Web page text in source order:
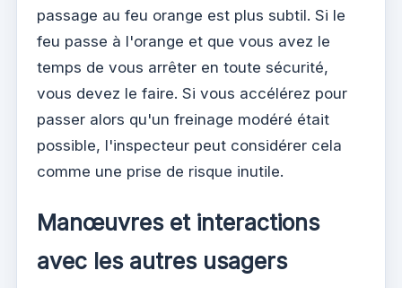
passage au feu orange est plus subtil. Si le
feu passe à l'orange et que vous avez le
temps de vous arrêter en toute sécurité,
vous devez le faire. Si vous accélérez pour
passer alors qu'un freinage modéré était
possible, l'inspecteur peut considérer cela
comme une prise de risque inutile.
Manœuvres et interactions
avec les autres usagers